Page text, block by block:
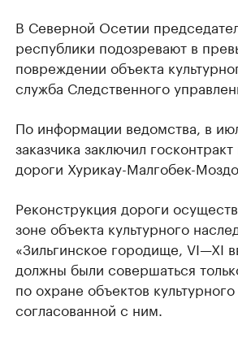
В Северной Осетии
республики подозревают в
повреждении объекта
служба Следственного
По информации ведомства, в
заказчика заключил
дороги Хурикау-Малгобек-
Реконструкция дороги
зоне объекта культурного
«Зильгинское городище, VI—XI
должны были совершаться
по охране объектов
согласованной с ним.